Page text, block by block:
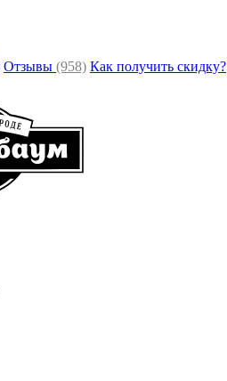
Отзывы (958) Как получить скидку?